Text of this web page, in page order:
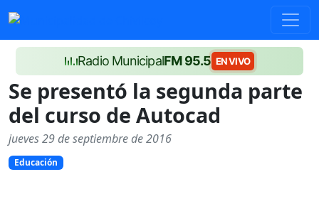
Radio MunicipalFM 95.5 EN VIVO
Se presentó la segunda parte
del curso de Autocad
jueves 29 de septiembre de 2016
Educación